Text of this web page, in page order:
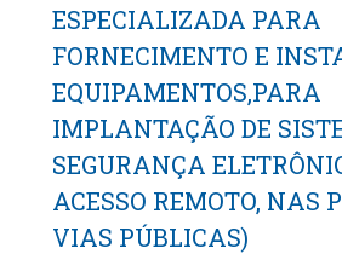
ESPECIALIZADA PARA
FORNECIMENTO E
EQUIPAMENTOS,PARA
IMPLANTAÇÃO DE
SEGURANÇA
ACESSO REMOTO, NAS
VIAS PÚBLICAS)